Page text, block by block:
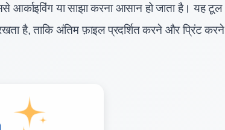
या साझा करना आसान हो जाता है। यह टूल
है, ताकि अंतिम फ़ाइल प्रदर्शित करने और प्रिंट करने